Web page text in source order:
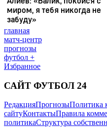
главная
матч-центр
прогнозы
футбол +
Избранное
САЙТ ФУТБОЛ 24
РедакцияПрогнозыПолитика
сайтуКонтактыПравила
политикаСтруктура